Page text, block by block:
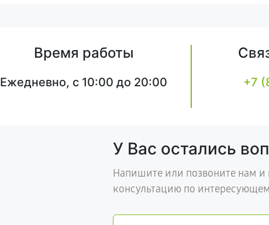
Время работы
Ежедневно, с 10:00 до 20:00 +7
У Вас остались
Напишите или позвоните нам и
консультацию по